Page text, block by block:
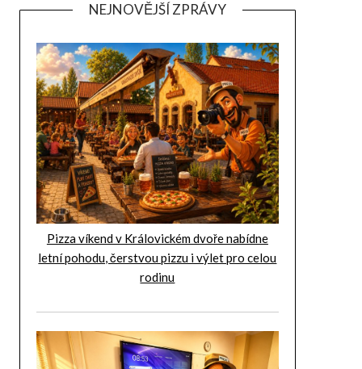
NEJNOVĚJŠÍ ZPRÁVY
Pizza víkend v Královickém dvoře nabídne
letní pohodu, čerstvou pizzu i výlet pro celou
rodinu